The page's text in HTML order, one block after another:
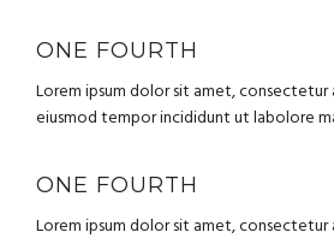
ONE FOURTH
Lorem ipsum dolor sit amet, consectetur
eiusmod tempor incididunt ut labolore
ONE FOURTH
Lorem ipsum dolor sit amet, consectetur